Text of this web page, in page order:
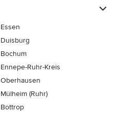
Essen
Duisburg
Bochum
Ennepe-Ruhr-Kreis
Oberhausen
Mülheim (Ruhr)
Bottrop